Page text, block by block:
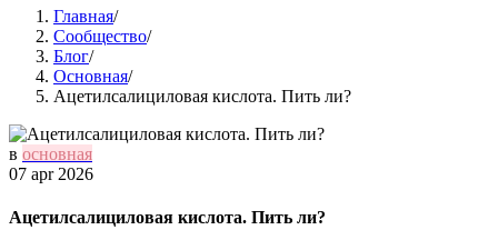
Главная/
Сообщество/
Блог/
Основная/
Ацетилсалициловая кислота. Пить ли?
в основная
07 apr 2026
Ацетилсалициловая кислота. Пить ли?